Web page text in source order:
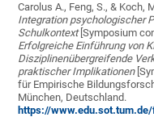
Carolus A., Feng, S., & Koch,
Integration psychologischer
Schulkontext[Symposium
Erfolgreiche Einführung von
Disziplinenübergreifende
praktischer Implikationen
für Empirische
München, Deutschland.
https://www.edu.sot.tum.de/